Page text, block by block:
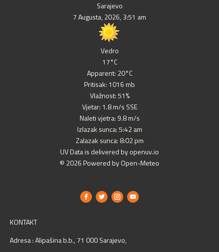
Sarajevo
7 Augusta, 2026, 3:51 am
Vedro
17°C
Apparent: 20°C
Pritisak: 1016 mb
Vlažnost: 51%
Vjetar: 1.8 m/s SSE
Naleti vjetra: 9.8 m/s
Izlazak sunca: 5:42 am
Zalazak sunca: 8:02 pm
UV Data is delivered by openuv.io
© 2026 Powered by Open-Meteo
KONTAKT
Adresa : Alipašina b.b., 71 000 Sarajevo,